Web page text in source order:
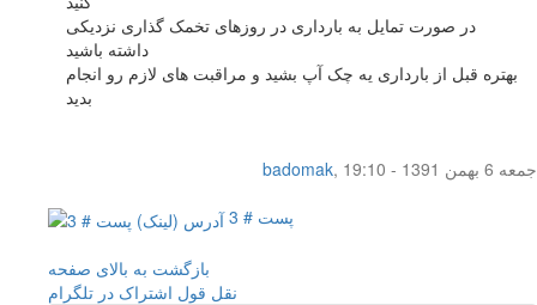
در صورت تمایل به بارداری در روزهای تخمک گذاری نزدیکی
داشته باشید
بهتره قبل از بارداری یه چک آپ بشید و مراقبت های لازم رو انجام
بدید
badomak,
جمعه 6 بهمن 1391 - 19:10
پست # 3
بازگشت به بالای صفحه
نقل قول اشتراک در تلگرام